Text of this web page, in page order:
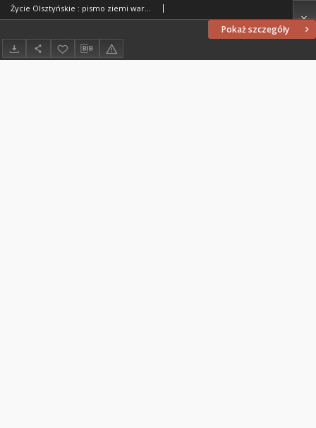
Pokaż szczegóły
Życie Olsztyńskie : pismo ziemi warmińsko-mazurskiej, 1947, nr 230